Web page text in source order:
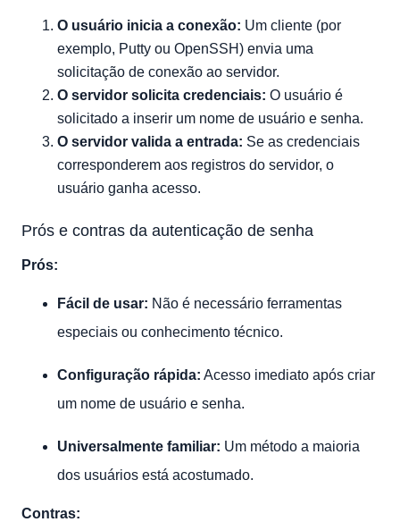
O usuário inicia a conexão: Um cliente (por
exemplo, Putty ou OpenSSH) envia uma
solicitação de conexão ao servidor.
O servidor solicita credenciais: O usuário é
solicitado a inserir um nome de usuário e senha.
O servidor valida a entrada: Se as credenciais
corresponderem aos registros do servidor, o
usuário ganha acesso.
Prós e contras da autenticação de senha
Prós:
Fácil de usar: Não é necessário ferramentas
especiais ou conhecimento técnico.
Configuração rápida: Acesso imediato após criar
um nome de usuário e senha.
Universalmente familiar: Um método a maioria
dos usuários está acostumado.
Contras: